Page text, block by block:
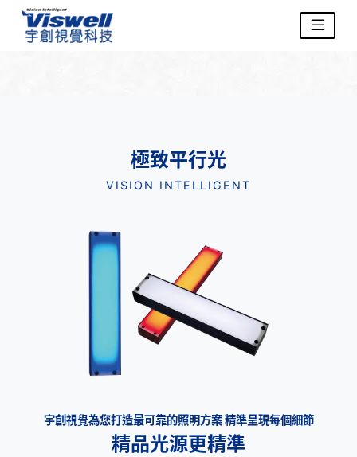
極致平行光
VISION INTELLIGENT
宇創視覺為您打造最可靠的照明方案 精準呈現每個細節
精品光源更精準